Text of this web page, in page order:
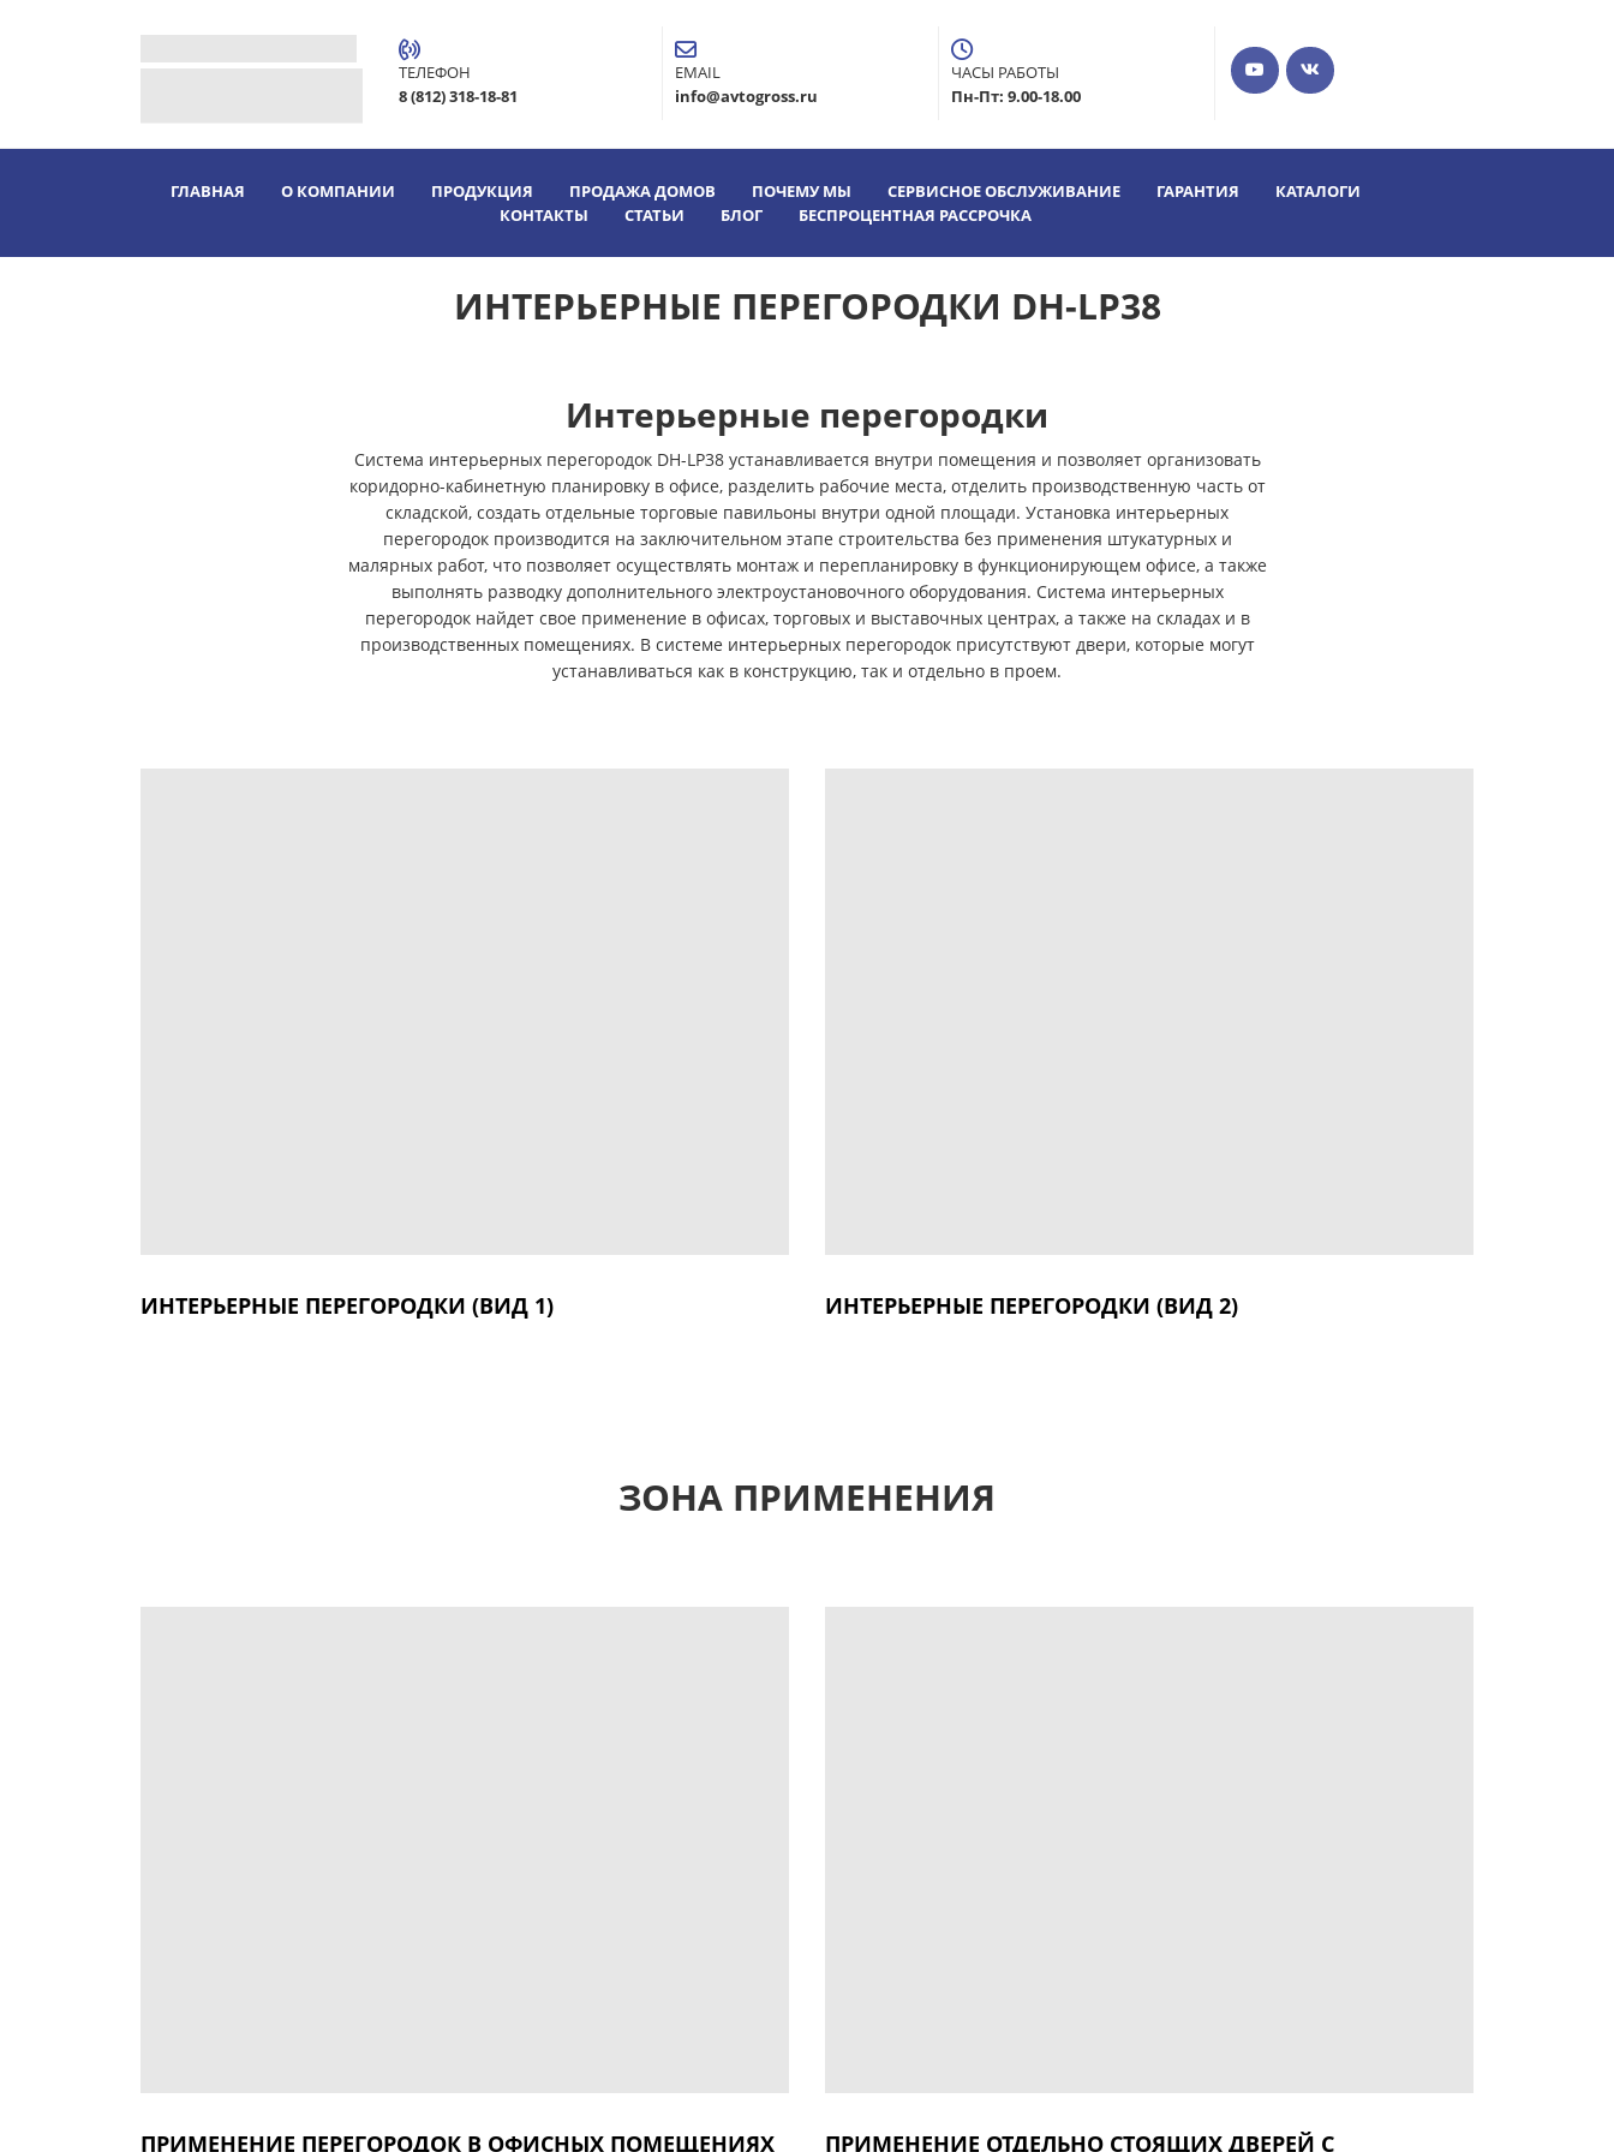
ТЕЛЕФОН
8 (812) 318-18-81
EMAIL
info@avtogross.ru
ЧАСЫ РАБОТЫ
Пн-Пт: 9.00-18.00
ГЛАВНАЯ О КОМПАНИИ ПРОДУКЦИЯ ПРОДАЖА ДОМОВ ПОЧЕМУ МЫ СЕРВИСНОЕ ОБСЛУЖИВАНИЕ ГАРАНТИЯ
КАТАЛОГИ
КОНТАКТЫ
СТАТЬИ БЛОГ БЕСПРОЦЕНТНАЯ РАССРОЧКА
ИНТЕРЬЕРНЫЕ ПЕРЕГОРОДКИ DH-LP38
Интерьерные перегородки
Система интерьерных перегородок DH-LP38 устанавливается внутри помещения и позволяет организовать
коридорно-кабинетную планировку в офисе, разделить рабочие места, отделить производственную часть от
складской, создать отдельные торговые павильоны внутри одной площади. Устанoвка интерьерных
перегородок производится на заключительном этапе строительства без применения штукатурных и
малярных работ, что позволяет осуществлять монтаж и перепланировку в функционирующем офисе, а также
выполнять разводку дополнительного электроустановочного оборудования. Система интерьерных
перегородок найдет свое применение в офисах, торговых и выставочных центрах, а также на складах и в
производственных помещениях. В системе интерьерных перегородок присутствуют двери, которые могут
устанавливаться как в конструкцию, так и отдельно в проем.
ИНТЕРЬЕРНЫЕ ПЕРЕГОРОДКИ (ВИД 1) ИНТЕРЬЕРНЫЕ ПЕРЕГОРОДКИ (ВИД 2)
ЗОНА ПРИМЕНЕНИЯ
ПРИМЕНЕНИЕ ПЕРЕГОРОДОК В ОФИСНЫХ ПОМЕЩЕНИЯХ
ПРИМEНЕНИЕ ОТДЕЛЬНО СТОЯЩИХ ДВЕРЕЙ С